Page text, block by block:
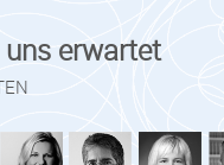
uns erwartet